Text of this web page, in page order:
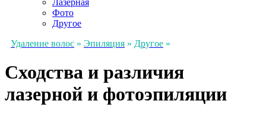
Лазерная
Фото
Другое
Удаление волос » Эпиляция » Другое »
Сходства и различия
лазерной и фотоэпиляции